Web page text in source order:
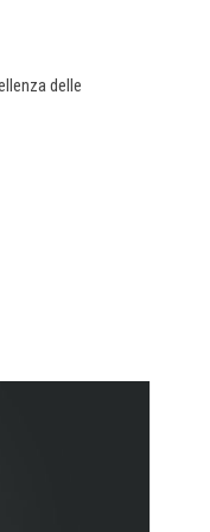
delle